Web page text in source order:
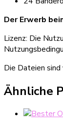
Der Erwerb
Lizenz: Die
Die Dateien
Ähnliche